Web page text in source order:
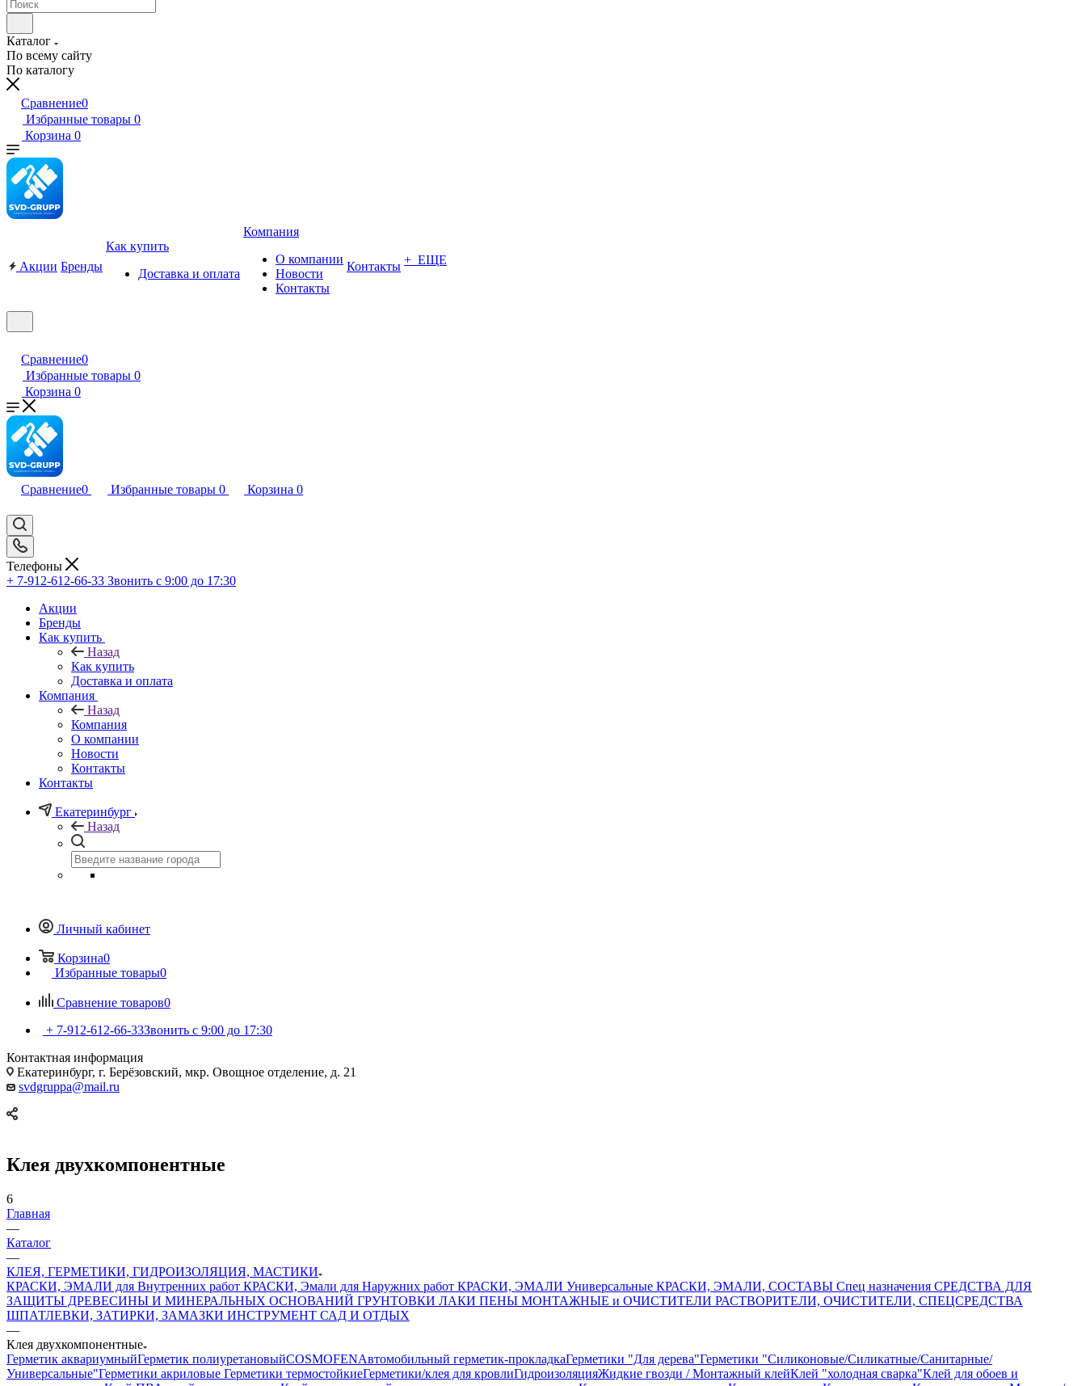
Каталог
По всему сайту
По каталогу
Сравнение0
Избранные товары 0
Корзина 0
Акции Бренды
Как купить
Доставка и оплата
Компания
О компании
Новости
Контакты
Контакты + ЕЩЕ
Сравнение0
Избранные товары 0
Корзина 0
Сравнение0 Избранные товары 0 Корзина 0
Телефоны
+ 7-912-612-66-33 Звонить с 9:00 до 17:30
Акции
Бренды
Как купить
Назад
Как купить
Доставка и оплата
Компания
Назад
Компания
О компании
Новости
Контакты
Контакты
Екатеринбург
Назад
Личный кабинет
Корзина0
Избранные товары0
Сравнение товаров0
+ 7-912-612-66-33Звонить с 9:00 до 17:30
Контактная информация
Екатеринбург, г. Берёзовский, мкр. Овощное отделение, д. 21
svdgruppa@mail.ru
Клея двухкомпонентные
6
Главная
—
Каталог
—
КЛЕЯ, ГЕРМЕТИКИ, ГИДРОИЗОЛЯЦИЯ, МАСТИКИ
КРАСКИ, ЭМАЛИ для Внутренних работ КРАСКИ, Эмали для Наружних работ КРАСКИ, ЭМАЛИ Универсальные КРАСКИ, ЭМАЛИ, СОСТАВЫ Спец назначения СРЕДСТВА ДЛЯ
ЗАЩИТЫ ДРЕВЕСИНЫ И МИНЕРАЛЬНЫХ ОСНОВАНИЙ ГРУНТОВКИ ЛАКИ ПЕНЫ МОНТАЖНЫЕ и ОЧИСТИТЕЛИ РАСТВОРИТЕЛИ, ОЧИСТИТЕЛИ, СПЕЦСРЕДСТВА
ШПАТЛЕВКИ, ЗАТИРКИ, ЗАМАЗКИ ИНСТРУМЕНТ САД И ОТДЫХ
—
Клея двухкомпонентные
Герметик аквариумныйГерметик полиуретановыйCOSMOFENАвтомобильный герметик-прокладкаГерметики "Для дерева"Герметики "Силиконовые/Силикатные/Санитарные/
Универсальные"Герметики акриловые Герметики термостойкиеГерметики/клея для кровлиГидроизоляцияЖидкие гвозди / Монтажный клейКлей "холодная сварка"Клей для обоев и